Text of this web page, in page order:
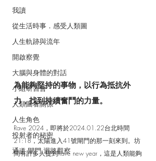
我讀
從生活時事．感受人類圖
人生軌跡與流年
開啟察覺
大腦與身體的對話
小組研習會
人類圖看關係
人生角色
投射者的秘密
通道.閘門.迴路觀察
為能夠堅持的事物，以行為抵抗外
力，找到持續奮鬥的力量。
Rave 2024，即將於2024.01.22台北時間
21:18，太陽進入41號閘門的那一刻來到。坊
間有許多人提到Rave new year，這是人類能夠